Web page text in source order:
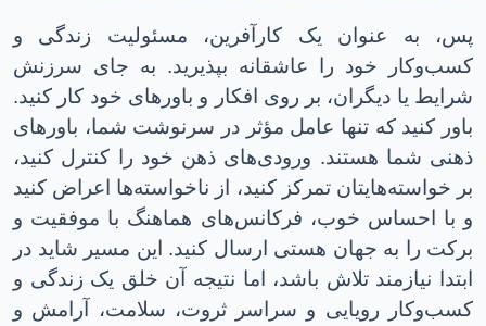
پس، به عنوان یک کارآفرین، مسئولیت زندگی و
کسب‌وکار خود را عاشقانه بپذیرید. به جای سرزنش
شرایط یا دیگران، بر روی افکار و باورهای خود کار کنید.
باور کنید که تنها عامل مؤثر در سرنوشت شما، باورهای
ذهنی شما هستند. ورودی‌های ذهن خود را کنترل کنید،
بر خواسته‌هایتان تمرکز کنید، از ناخواسته‌ها اعراض کنید
و با احساس خوب، فرکانس‌های هماهنگ با موفقیت و
برکت را به جهان هستی ارسال کنید. این مسیر شاید در
ابتدا نیازمند تلاش باشد، اما نتیجه آن خلق یک زندگی و
کسب‌وکار رویایی و سراسر ثروت، سلامت، آرامش و